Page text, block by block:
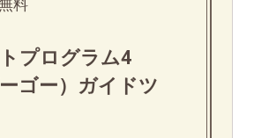
料
プログラム4
ゴー）ガイドツ